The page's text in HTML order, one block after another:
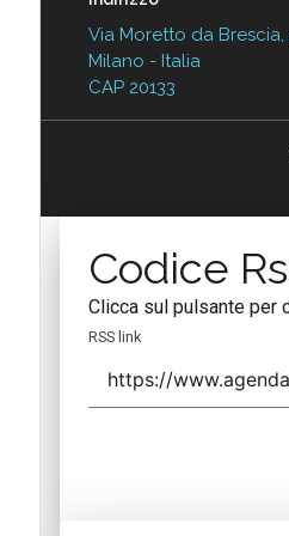
Via Moretto da Brescia,
Milano - Italia
CAP 20133
Codice
Clicca sul pulsante per
RSS link